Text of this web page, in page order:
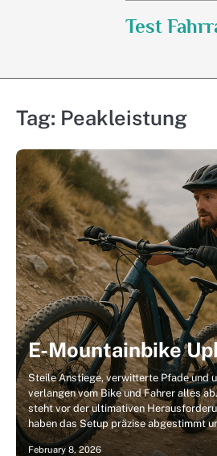
Test
Tag: Peakleistung
E-Mountainbike
Steile Anstiege, verwitterte Pfade und
verlangen vom Bike und Fahrer alles
steht vor der ultimativen
haben das Setup präzise abgestimmt
February 8, 2026